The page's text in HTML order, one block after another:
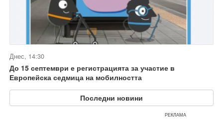
Днес, 14:30
До 15 септември е регистрацията за участие в
Европейска седмица на мобилността
Последни новини
РЕКЛАМА